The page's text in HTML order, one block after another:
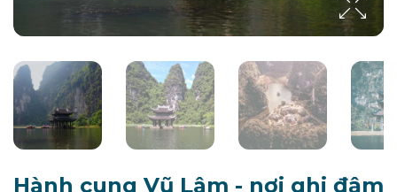
Hành cung Vũ Lâm - nơi ghi đậm